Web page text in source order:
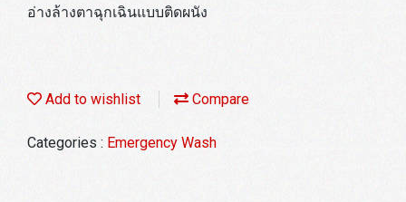
อ่างล้างตาฉุกเฉินแบบติดผนัง
Add to wishlist Compare
Categories : Emergency Wash